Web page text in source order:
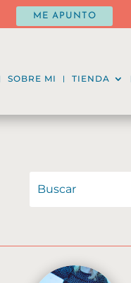
ME APUNTO
SOBRE MI TIENDA